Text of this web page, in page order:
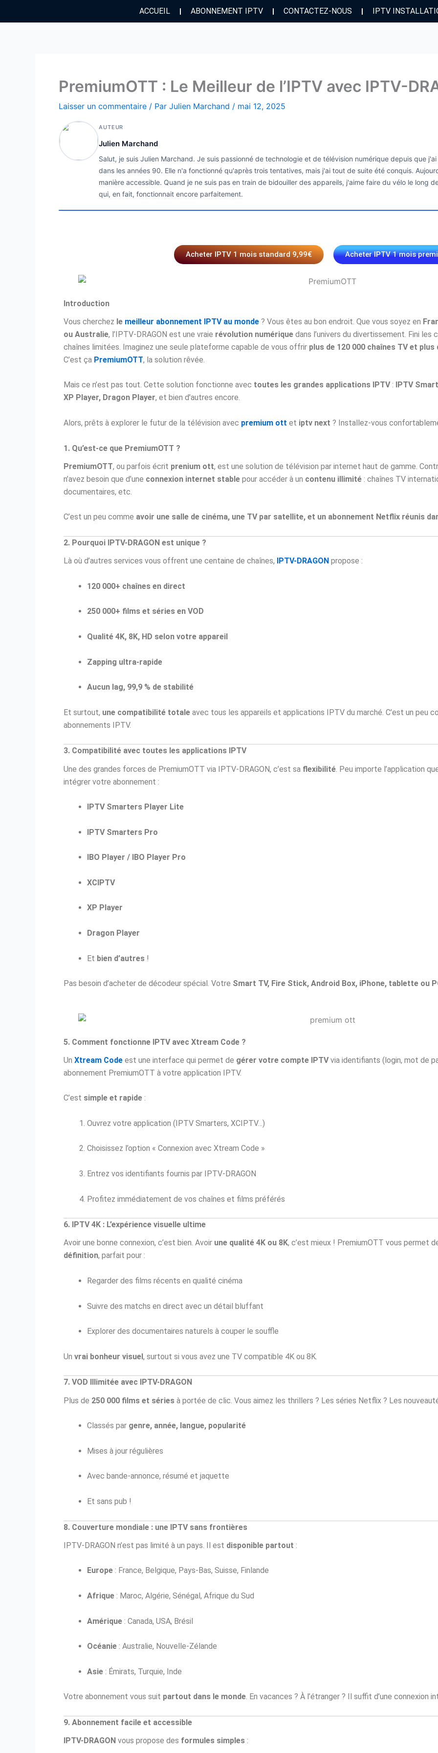
ACCUEIL ABONNEMENT IPTV CONTACTEZ-NOUS IPTV
PremiumOTT : Le Meilleur de l’IPTV avec IPTV-
Laisser un commentaire / Par Julien Marchand / mai 12, 2025
AUTEUR
Julien Marchand
Salut, je suis Julien Marchand. Je suis passionné de technologie et de télévision numérique depuis que
dans les années 90. Elle n'a fonctionné qu'après trois tentatives, mais j'ai tout de suite été conquis.
manière accessible. Quand je ne suis pas en train de bidouiller des appareils, j'aime faire du vélo le long
qui, en fait, fonctionnait encore parfaitement.
Acheter IPTV 1 mois standard 9,99€ Acheter IPTV 1 mois
Introduction
Vous cherchez le meilleur abonnement IPTV au monde ? Vous êtes au bon endroit. Que vous soyez en
ou Australie, l’IPTV-DRAGON est une vraie révolution numérique dans l’univers du divertissement. Fini
chaînes limitées. Imaginez une seule plateforme capable de vous offrir plus de 120 000 chaînes TV et
C’est ça PremiumOTT, la solution rêvée.
Mais ce n’est pas tout. Cette solution fonctionne avec toutes les grandes applications IPTV:
IPTV
XP Player, Dragon Player, et bien d’autres encore.
Alors, prêts à explorer le futur de la télévision avec premium ott et iptv next ? Installez-vous
1. Qu’est-ce que PremiumOTT ?
PremiumOTT, ou parfois écrit prenium ott, est une solution de télévision par internet haut de gamme.
n’avez besoin que d’une connexion internet stable pour accéder à un contenu illimité : chaînes TV
documentaires, etc.
C’est un peu comme avoir une salle de cinéma, une TV par satellite, et un abonnement Netflix réunis
2. Pourquoi IPTV-DRAGON est unique ?
Là où d’autres services vous offrent une centaine de chaînes,
IPTV-DRAGON propose :
120 000+ chaînes en direct
250 000+ films et séries en VOD
Qualité 4K, 8K, HD selon votre appareil
Zapping ultra-rapide
Aucun lag, 99,9 % de stabilité
Et surtout, une compatibilité totale avec tous les appareils et applications IPTV du marché. C’est un peu
abonnements IPTV.
3. Compatibilité avec toutes les applications IPTV
Une des grandes forces de PremiumOTT via IPTV-DRAGON, c’est sa flexibilité . Peu importe l’application
intégrer votre abonnement :
IPTV Smarters Player Lite
IPTV Smarters Pro
IBO Player / IBO Player Pro
XCIPTV
XP Player
Dragon Player
Et bien d’autres !
Pas besoin d’acheter de décodeur spécial. Votre Smart TV, Fire Stick, Android Box, iPhone, tablette ou
5. Comment fonctionne IPTV avec Xtream Code ?
Un Xtream Code est une interface qui permet de gérer votre compte IPTVvia identifiants (login, mot de
abonnement PremiumOTT à votre application IPTV.
C’est simple et rapide :
Ouvrez votre application (IPTV Smarters, XCIPTV…)
Choisissez l’option « Connexion avec Xtream Code »
Entrez vos identifiants fournis par IPTV-DRAGON
Profitez immédiatement de vos chaînes et films préférés
6. IPTV 4K : L’expérience visuelle ultime
Avoir une bonne connexion, c’est bien. Avoir une qualité 4K ou 8K, c’est mieux ! PremiumOTT vous permet
définition, parfait pour :
Regarder des films récents en qualité cinéma
Suivre des matchs en direct avec un détail bluffant
Explorer des documentaires naturels à couper le souffle
Un vrai bonheur visuel, surtout si vous avez une TV compatible 4K ou 8K.
7. VOD Illimitée avec IPTV-DRAGON
Plus de 250 000 films et séries à portée de clic. Vous aimez les thrillers ? Les séries Netflix ? Les
Classés par genre, année, langue, popularité
Mises à jour régulières
Avec bande-annonce, résumé et jaquette
Et sans pub !
8. Couverture mondiale : une IPTV sans frontières
IPTV-DRAGON n’est pas limité à un pays. Il est disponible partout :
Europe : France, Belgique, Pays-Bas, Suisse, Finlande
Afrique : Maroc, Algérie, Sénégal, Afrique du Sud
Amérique : Canada, USA, Brésil
Océanie : Australie, Nouvelle-Zélande
Asie : Émirats, Turquie, Inde
Votre abonnement vous suit partout dans le monde. En vacances ? À l’étranger ? Il suffit d’une connexion
9. Abonnement facile et accessible
IPTV-DRAGON vous propose des formules simples :